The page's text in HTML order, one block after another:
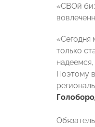
«СВОй
«Сегодня
только
Поэтому